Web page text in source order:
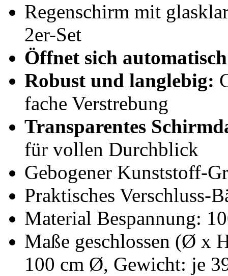
Regenschirm mit
2er-Set
Öffnet sich
Robust und langlebig:
fache Verstrebung
Transparentes
für vollen Durchblick
Gebogener Kunststoff-
Praktisches Verschluss-
Material Bespannung:
Maße geschlossen (Ø x
100 cm Ø, Gewicht: je